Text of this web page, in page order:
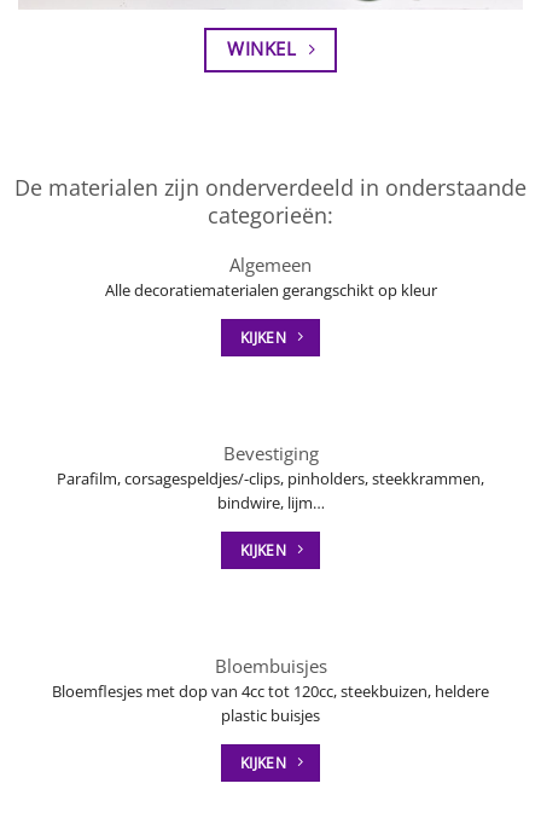
WINKEL
De materialen zijn onderverdeeld in onderstaande
categorieën:
Algemeen
Alle decoratiematerialen gerangschikt op kleur
KIJKEN
Bevestiging
Parafilm, corsagespeldjes/-clips, pinholders, steekkrammen,
bindwire, lijm…
KIJKEN
Bloembuisjes
Bloemflesjes met dop van 4cc tot 120cc, steekbuizen, heldere
plastic buisjes
KIJKEN